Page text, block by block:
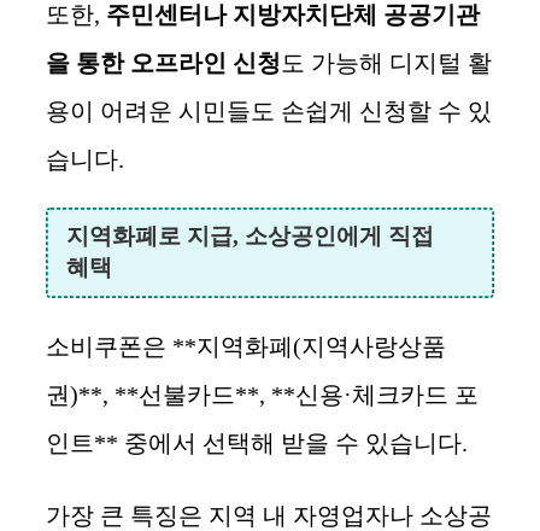
또한, 주민센터나 지방자치단체 공공기관
을 통한 오프라인 신청 도 가능해 디지털 활
용이 어려운 시민들도 손쉽게 신청할 수 있
습니다.
지역화폐로 지급, 소상공인에게 직접
혜택
소비쿠폰은 **지역화폐(지역사랑상품
권)**, **선불카드**, **신용·체크카드 포
인트** 중에서 선택해 받을 수 있습니다.
가장 큰 특징은 지역 내 자영업자나 소상공